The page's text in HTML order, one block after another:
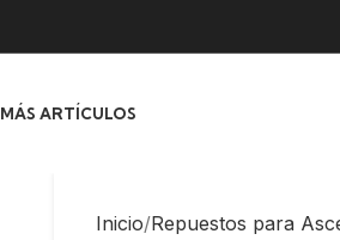
MÁS ARTÍCULOS
Inicio Repuestos para